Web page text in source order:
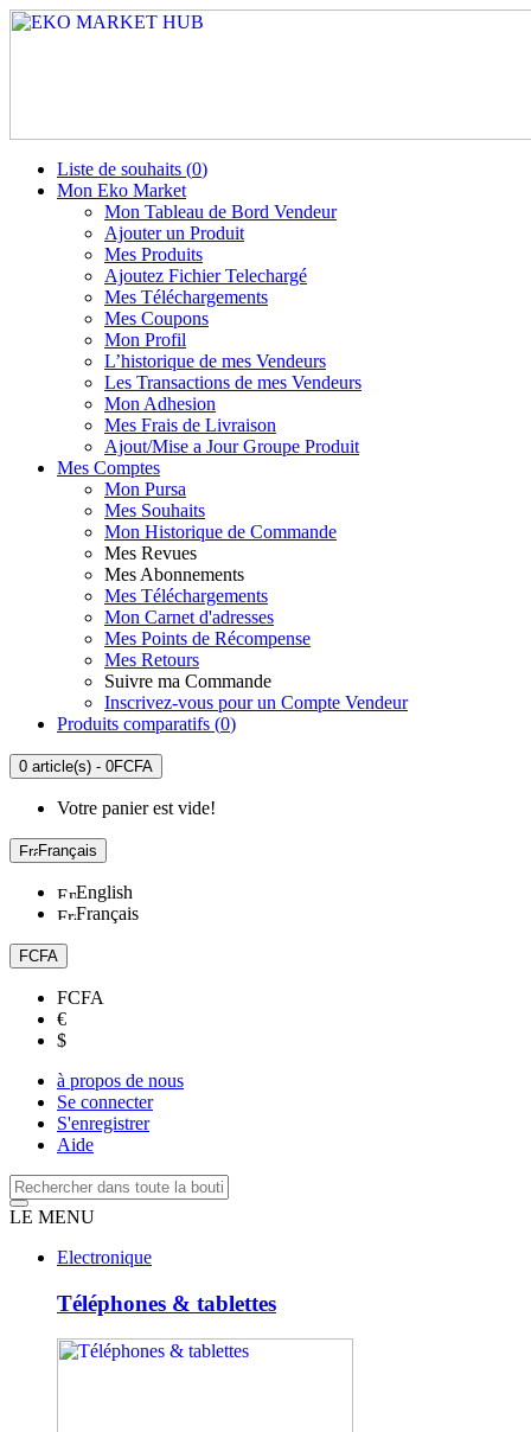
Liste de souhaits (0)
Mon Eko Market
Mon Tableau de Bord Vendeur
Ajouter un Produit
Mes Produits
Ajoutez Fichier Telechargé
Mes Téléchargements
Mes Coupons
Mon Profil
L’historique de mes Vendeurs
Les Transactions de mes Vendeurs
Mon Adhesion
Mes Frais de Livraison
Ajout/Mise a Jour Groupe Produit
Mes Comptes
Mon Pursa
Mes Souhaits
Mon Historique de Commande
Mes Revues
Mes Abonnements
Mes Téléchargements
Mon Carnet d'adresses
Mes Points de Récompense
Mes Retours
Suivre ma Commande
Inscrivez-vous pour un Compte Vendeur
Produits comparatifs (0)
0 article(s) - 0FCFA
Votre panier est vide!
Français
English
Français
FCFA
FCFA
€
$
à propos de nous
Se connecter
S'enregistrer
Aide
LE MENU
Electronique
Téléphones & tablettes